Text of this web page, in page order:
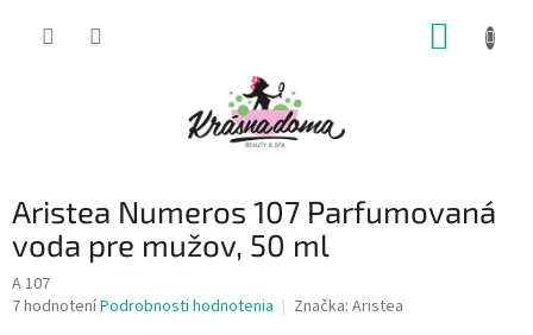
Aristea Numeros 107 Parfumovaná
voda pre mužov, 50 ml
A 107
Priemerné
7 hodnoteníPodrobnosti hodnotenia Značka: Aristea